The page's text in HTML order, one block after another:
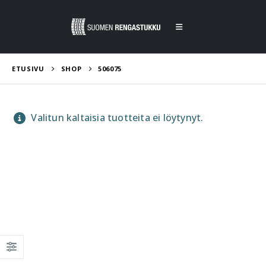
ETUSIVU SHOP 506075
Valitun kaltaisia tuotteita ei löytynyt.